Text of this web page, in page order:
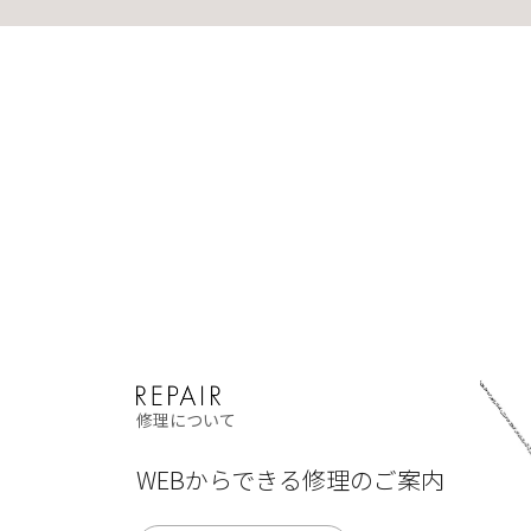
修理について
WEBからできる修理のご案内